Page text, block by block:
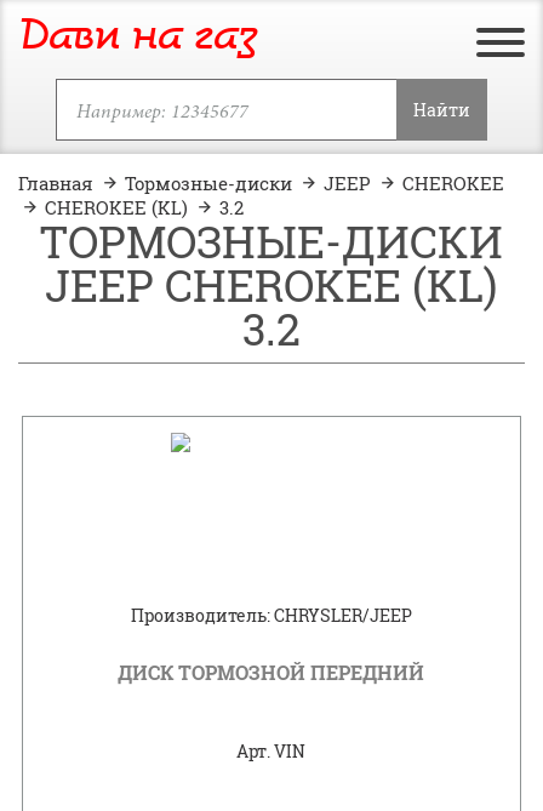
Дави на газ
Найти
Главная Тормозные-диски JEEP
CHEROKEE
CHEROKEE (KL)
3.2
ТОРМОЗНЫЕ-ДИСКИ
JEEP CHEROKEE (KL)
3.2
Производитель: CHRYSLER/JEEP
ДИСК ТОРМОЗНОЙ ПЕРЕДНИЙ
Арт. VIN